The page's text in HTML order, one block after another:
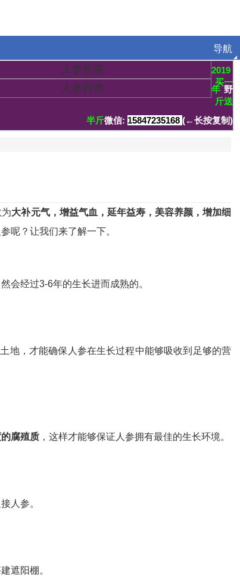
导航
人参价格
人参种类
2019
年野
买一
斤送
半斤微信: 15847235168 (←长按复制)
大补元气，增益气血，延年益寿，美容养颜，增加细
呢？让我们来了解一下。
会经过3-6年的生长进而成熟的。
地，才能确保人参在生长过程中能够吸收到足够的营
腐殖质 ，这样才能够保证人参拥有最佳的生长环境。
人参。
遮阳棚。